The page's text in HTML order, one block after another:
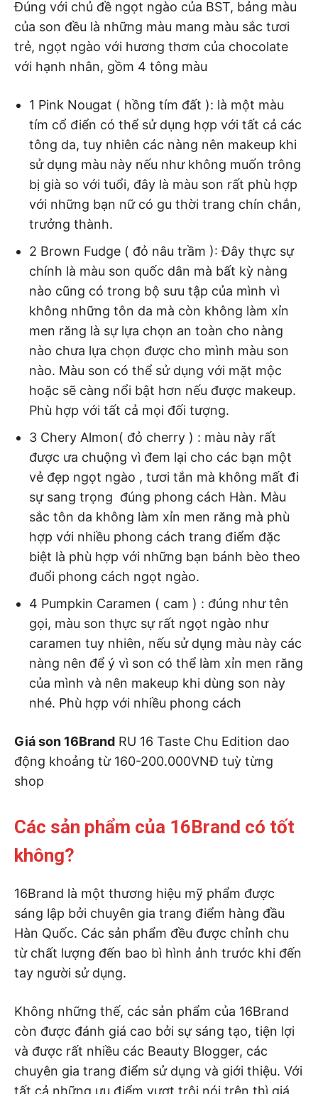
Đúng với chủ đề ngọt ngào của BST, bảng màu
của son đều là những màu mang màu sắc tươi
trẻ, ngọt ngào với hương thơm của chocolate
với hạnh nhân, gồm 4 tông màu
1 Pink Nougat ( hồng tím đất ): là một màu
tím cổ điển có thể sử dụng hợp với tất cả các
tông da, tuy nhiên các nàng nên makeup khi
sử dụng màu này nếu như không muốn trông
bị già so với tuổi, đây là màu son rất phù hợp
với những bạn nữ có gu thời trang chín chắn,
trưởng thành.
2 Brown Fudge ( đỏ nâu trầm ): Đây thực sự
chính là màu son quốc dân mà bất kỳ nàng
nào cũng có trong bộ sưu tập của mình vì
không những tôn da mà còn không làm xỉn
men răng là sự lựa chọn an toàn cho nàng
nào chưa lựa chọn được cho mình màu son
nào. Màu son có thể sử dụng với mặt mộc
hoặc sẽ càng nổi bật hơn nếu được makeup.
Phù hợp với tất cả mọi đối tượng.
3 Chery Almon( đỏ cherry ) : màu này rất
được ưa chuộng vì đem lại cho các bạn một
vẻ đẹp ngọt ngào , tươi tắn mà không mất đi
sự sang trọng đúng phong cách Hàn. Màu
sắc tôn da không làm xỉn men răng mà phù
hợp với nhiều phong cách trang điểm đặc
biệt là phù hợp với những bạn bánh bèo theo
đuổi phong cách ngọt ngào.
4 Pumpkin Caramen ( cam ) : đúng như tên
gọi, màu son thực sự rất ngọt ngào như
caramen tuy nhiên, nếu sử dụng màu này các
nàng nên để ý vì son có thể làm xỉn men răng
của mình và nên makeup khi dùng son này
nhé. Phù hợp với nhiều phong cách
Giá son 16Brand RU 16 Taste Chu Edition dao
động khoảng từ 160-200.000VNĐ tuỳ từng
shop
Các sản phẩm của 16Brand có tốt
không?
16Brand là một thương hiệu mỹ phẩm được
sáng lập bởi chuyên gia trang điểm hàng đầu
Hàn Quốc. Các sản phẩm đều được chỉnh chu
từ chất lượng đến bao bì hình ảnh trước khi đến
tay người sử dụng.
Không những thế, các sản phẩm của 16Brand
còn được đánh giá cao bởi sự sáng tạo, tiện lợi
và được rất nhiều các Beauty Blogger, các
chuyên gia trang điểm sử dụng và giới thiệu. Với
tất cả những ưu điểm vượt trội nói trên thì giá